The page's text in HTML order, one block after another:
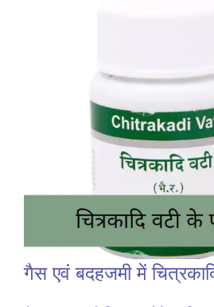
गैस एवं बदहजमी में